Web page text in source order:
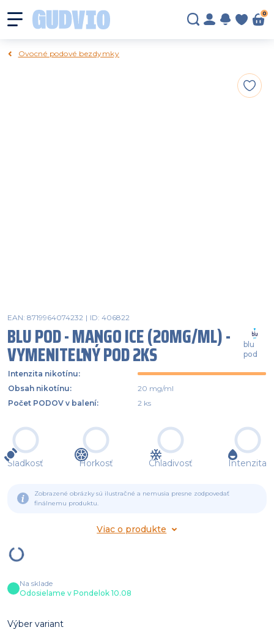
0
Ovocné podové bezdymky
EAN: 8719964074232 | ID: 406822
BLU POD - MANGO ICE (20MG/ML) -
VYMENITEĽNÝ POD 2KS
blu
pod
Intenzita nikotínu:
Obsah nikotínu:
20 mg/ml
Počet PODOV v balení: 2 ks
Sladkosť Horkosť Chladivosť Intenzita
Zobrazené obrázky sú ilustračné a nemusia presne zodpovedať
finálnemu produktu.
Viac o produkte
Na sklade
Odosielame v Pondelok 10.08
Výber variant